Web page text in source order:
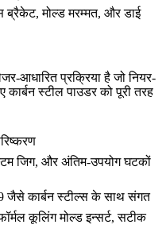
ब्रैकेट, मोल्ड मरम्मत, और डाई
आधारित प्रक्रिया है जो नियर-
स्टील पाउडर को पूरी तरह
जिग, और अंतिम-उपयोग घटकों
जैसे कार्बन स्टील्स के साथ संगत
कूलिंग मोल्ड इन्सर्ट, सटीक